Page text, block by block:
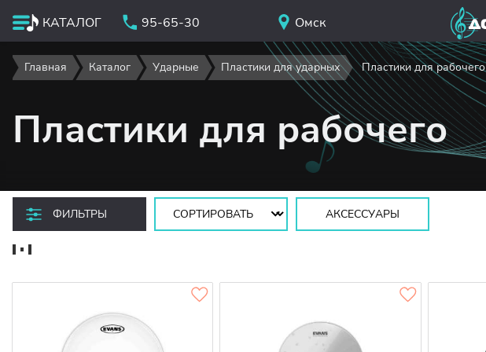
КАТАЛОГ 95-65-30 Омск
Главная Каталог Ударные Пластики для ударных Пластики для рабочего
Пластики для рабочего
ФИЛЬТРЫ АКСЕССУАРЫ